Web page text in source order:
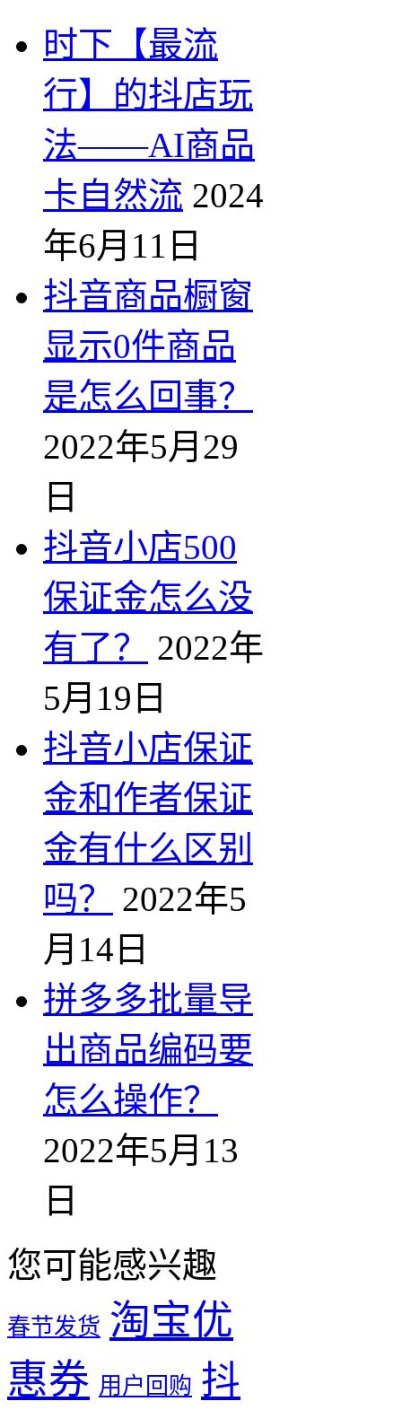
时下【最流
行】的抖店玩
法——AI商品
卡自然流 2024
年6月11日
抖音商品橱窗
显示0件商品
是怎么回事？
2022年5月29
日
抖音小店500
保证金怎么没
有了？
2022年
5月19日
抖音小店保证
金和作者保证
金有什么区别
吗？
2022年5
月14日
拼多多批量导
出商品编码要
怎么操作？
2022年5月13
日
您可能感兴趣
春节发货 淘宝优
惠券 用户回购 抖